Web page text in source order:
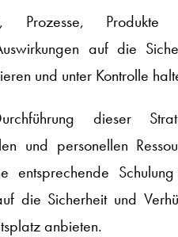
Prozesse, Produkte
auf die
und unter Kontrolle
dieser
und personellen
entsprechende
die Sicherheit und
anbieten.